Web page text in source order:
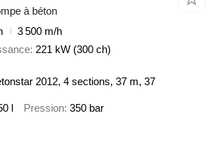
à béton
3 500 m/h
221 kW (300 ch)
2012, 4 sections, 37 m, 37
l Pression 350 bar